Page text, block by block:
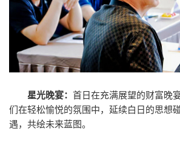
星光晚宴： 首日在充满展望的财富晚
们在轻松愉悦的氛围中，延续白日的思想
遇，共绘未来蓝图。